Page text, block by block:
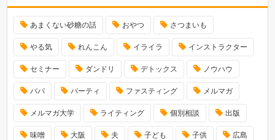
あまくない砂糖の話 おやつ さつまいも
やる気 れんこん イライラ インストラクター
セミナー ダンドリ デトックス ノウハウ
パパ パーティ ファスティング メルマガ
メルマガ大学 ライティング 個別相談 出版
味噌 大阪 夫 子ども 子供 広島